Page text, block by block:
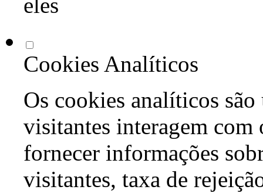
eles
Cookies Analíticos
Os cookies analíticos são
visitantes interagem com
fornecer informações
visitantes, taxa de